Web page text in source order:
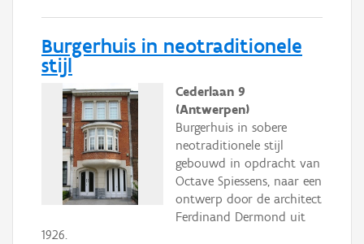
Burgerhuis in neotraditionele
stijl
Cederlaan 9
(Antwerpen)
Burgerhuis in sobere
neotraditionele stijl
gebouwd in opdracht van
Octave Spiessens, naar een
ontwerp door de architect
Ferdinand Dermond uit
1926.